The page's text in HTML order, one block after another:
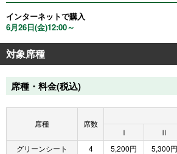
インターネットで購入
6月26日(金)12:00～
対象席種
席種・料金(税込)
席種 席数
Ⅰ
Ⅱ
グリーンシート
4 5,200円 5,300円